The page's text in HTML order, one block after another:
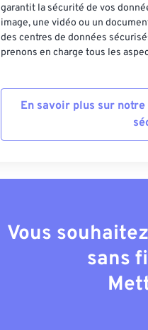
garantit la sécurité de vos
image, une vidéo ou un
des centres de données
prenons en charge tous les
En savoir plus sur
Vous
sans